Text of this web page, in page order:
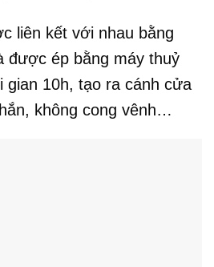
liên kết với nhau bằng
được ép bằng máy thuỷ
gian 10h, tạo ra cánh cửa
không cong vênh…